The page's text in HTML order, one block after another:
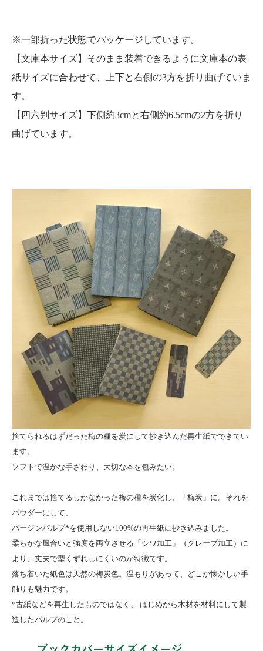
※一部折った状態でパッケージしています。
【文庫本サイズ】そのまま装着できるように文庫本の表
紙サイズに合わせて、上下と右側の3方を折り曲げていま
す。
【四六判サイズ】下側約3cmと右側約6.5cmの2方を折り
曲げています。
捨てられるはずだった梅の種を炭にして抄き込んだ再生紙でできてい
ます。
ソフトで温かな手ざわり、大切な本を包みたい。
これまでは捨てるしかなかった梅の種を炭化し、「梅炭」に。それを
パウダーにして、
バージンパルプ*を使用しない100%の再生紙に抄き込みました。
柔らかな風合いと強度を両立させる「シワ加工」（クレープ加工）に
より、丈夫で型くずれしにくいのが特徴です。
落ち着いた紙色は天然の梅炭色。温もりがあって、どこか懐かしい手
触りも魅力です。
*古紙などを再生したものではなく、 はじめから木材を材料にして製
造したパルプのこと。